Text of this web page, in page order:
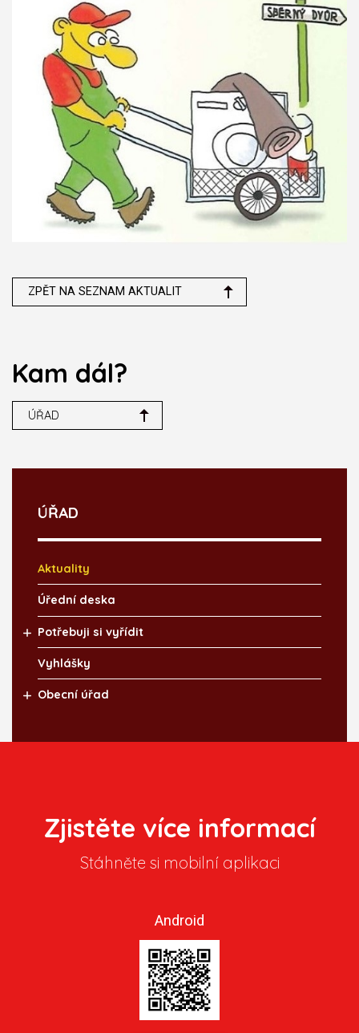
ZPĚT NA SEZNAM AKTUALIT
Kam dál?
ÚŘAD
ÚŘAD
Aktuality
Úřední deska
Potřebuji si vyřídit
Vyhlášky
Obecní úřad
Zjistěte více informací
Stáhněte si mobilní aplikaci
Android